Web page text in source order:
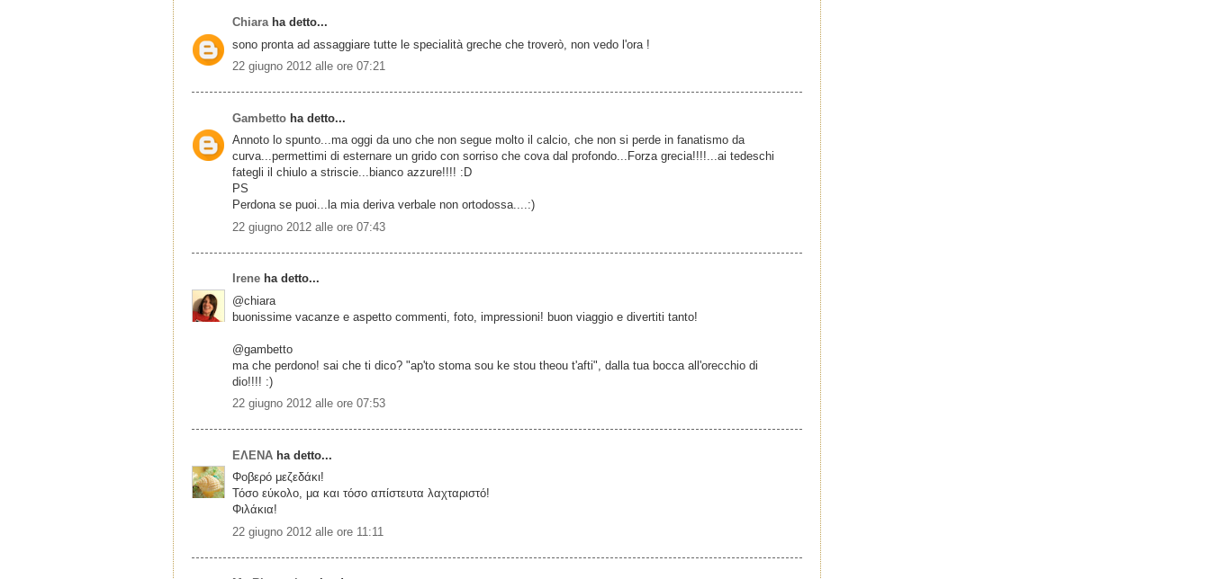
Chiara ha detto...
sono pronta ad assaggiare tutte le specialità greche che troverò, non vedo l'ora !
22 giugno 2012 alle ore 07:21
Gambetto ha detto...
Annoto lo spunto...ma oggi da uno che non segue molto il calcio, che non si perde in fanatismo da
curva...permettimi di esternare un grido con sorriso che cova dal profondo...Forza grecia!!!!...ai tedeschi
fategli il chiulo a striscie...bianco azzure!!!! :D
PS
Perdona se puoi...la mia deriva verbale non ortodossa....:)
22 giugno 2012 alle ore 07:43
Irene ha detto...
@chiara
buonissime vacanze e aspetto commenti, foto, impressioni! buon viaggio e divertiti tanto!
@gambetto
ma che perdono! sai che ti dico? "ap'to stoma sou ke stou theou t'afti", dalla tua bocca all'orecchio di
dio!!!! :)
22 giugno 2012 alle ore 07:53
ΕΛΕΝΑ ha detto...
Φοβερό μεζεδάκι!
Τόσο εύκολο, μα και τόσο απίστευτα λαχταριστό!
Φιλάκια!
22 giugno 2012 alle ore 11:11